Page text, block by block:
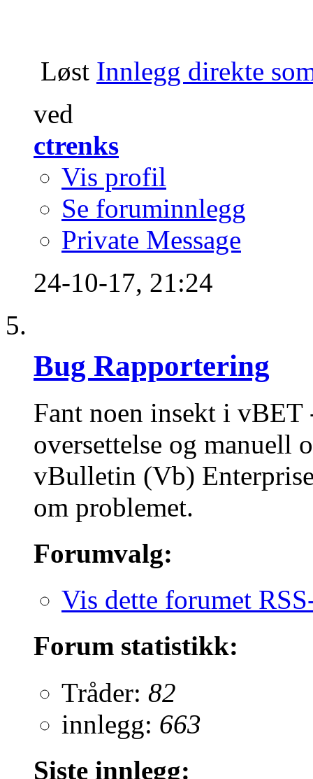
Løst Innlegg direkte
ved
ctrenks
Vis profil
Se foruminnlegg
Private Message
24-10-17, 21:24
Bug Rapportering
Fant noen insekt i
oversettelse og manuell
vBulletin (Vb)
om problemet.
Forumvalg:
Vis dette forumet
Forum statistikk:
Tråder: 82
innlegg: 663
Siste innlegg: